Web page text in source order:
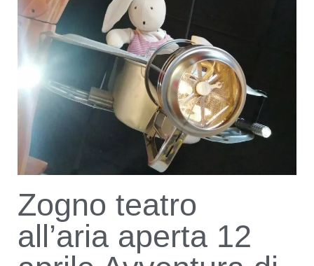
Zogno teatro
all’aria aperta 12